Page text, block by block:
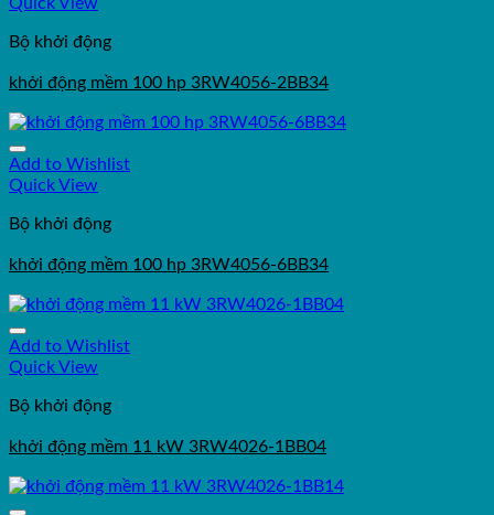
Bộ khởi động
khởi động mềm 100 hp 3RW4056-2BB34
Add to Wishlist
Quick View
Bộ khởi động
khởi động mềm 100 hp 3RW4056-6BB34
Add to Wishlist
Quick View
Bộ khởi động
khởi động mềm 11 kW 3RW4026-1BB04